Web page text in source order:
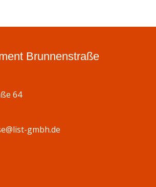
Brunnenstraße
64
gmbh.de